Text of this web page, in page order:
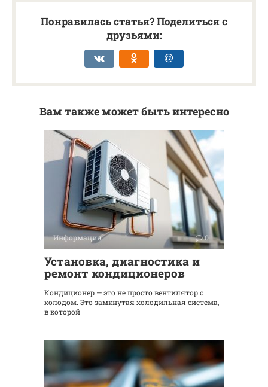
Понравилась статья? Поделиться с
друзьями:
Вам также может быть интересно
Информация 0
Установка, диагностика и
ремонт кондиционеров
Кондиционер — это не просто вентилятор с
холодом. Это замкнутая холодильная система,
в которой